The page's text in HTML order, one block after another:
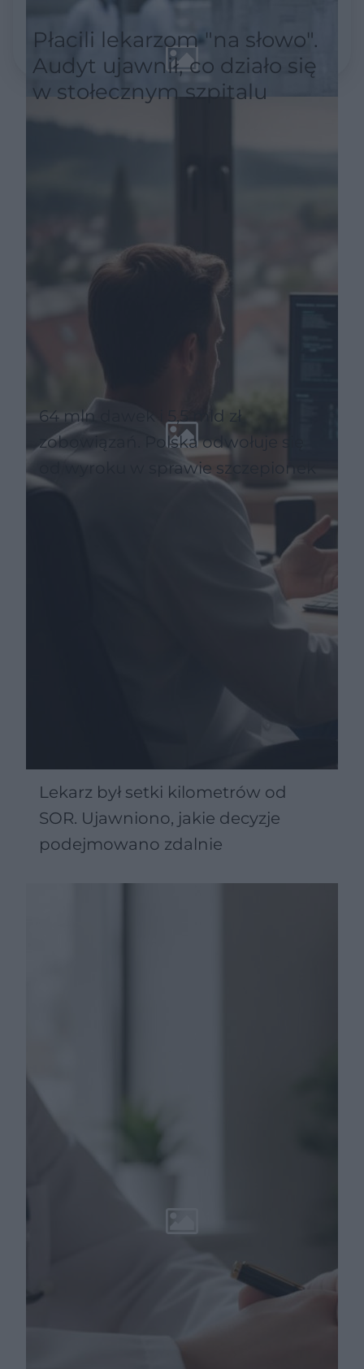
Płacili lekarzom "na słowo".
Audyt ujawnił, co działo się
w stołecznym szpitalu
64 mln dawek i 5,5 mld zł
zobowiązań. Polska odwołuje się
od wyroku w sprawie szczepionek
Lekarz był setki kilometrów od
SOR. Ujawniono, jakie decyzje
podejmowano zdalnie